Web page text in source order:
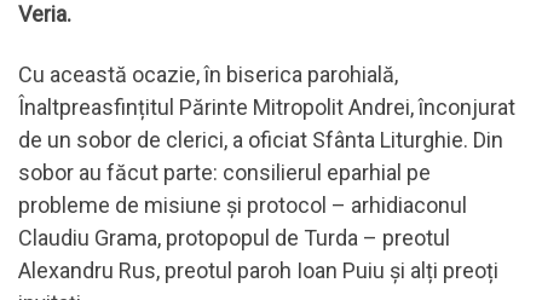
Veria.
Cu această ocazie, în biserica parohială,
Înaltpreasfințitul Părinte Mitropolit Andrei, înconjurat
de un sobor de clerici, a oficiat Sfânta Liturghie. Din
sobor au făcut parte: consilierul eparhial pe
probleme de misiune și protocol – arhidiaconul
Claudiu Grama, protopopul de Turda – preotul
Alexandru Rus, preotul paroh Ioan Puiu și alți preoți